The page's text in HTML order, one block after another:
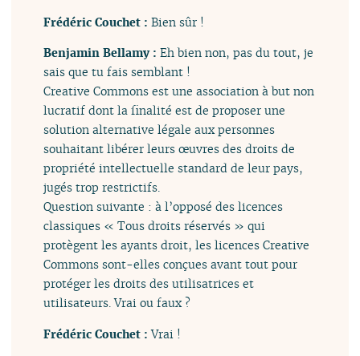
Frédéric Couchet :Bien sûr !
Benjamin Bellamy :Eh bien non, pas du tout, je
sais que tu fais semblant !
Creative Commons est une association à but non
lucratif dont la finalité est de proposer une
solution alternative légale aux personnes
souhaitant libérer leurs œuvres des droits de
propriété intellectuelle standard de leur pays,
jugés trop restrictifs.
Question suivante : à l’opposé des licences
classiques « Tous droits réservés » qui
protègent les ayants droit, les licences Creative
Commons sont-elles conçues avant tout pour
protéger les droits des utilisatrices et
utilisateurs. Vrai ou faux ?
Frédéric Couchet :Vrai !